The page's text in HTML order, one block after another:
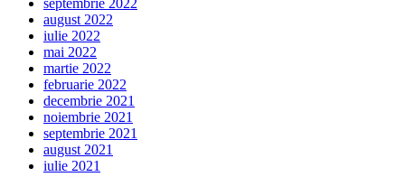
septembrie 2022
august 2022
iulie 2022
mai 2022
martie 2022
februarie 2022
decembrie 2021
noiembrie 2021
septembrie 2021
august 2021
iulie 2021